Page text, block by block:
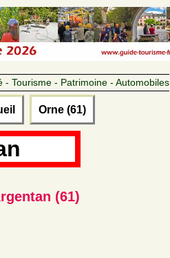
- Tourisme - Patrimoine - Automobiles
Orne (61)
(61)